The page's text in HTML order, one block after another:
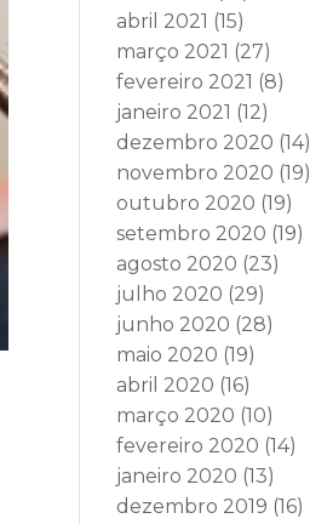
abril 2021 (15)
março 2021 (27)
fevereiro 2021 (8)
janeiro 2021 (12)
dezembro 2020 (14)
novembro 2020 (19)
outubro 2020 (19)
setembro 2020 (19)
agosto 2020 (23)
julho 2020 (29)
junho 2020 (28)
maio 2020 (19)
abril 2020 (16)
março 2020 (10)
fevereiro 2020 (14)
janeiro 2020 (13)
dezembro 2019 (16)